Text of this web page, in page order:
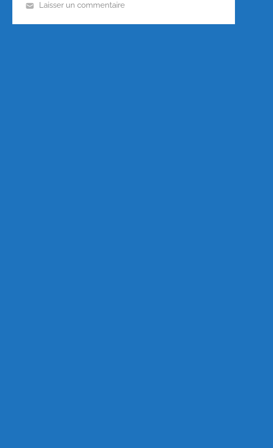
Laisser un commentaire